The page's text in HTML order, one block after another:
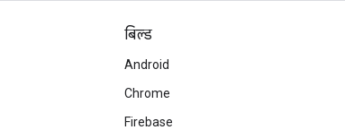
बिल्ड
Android
Chrome
Firebase